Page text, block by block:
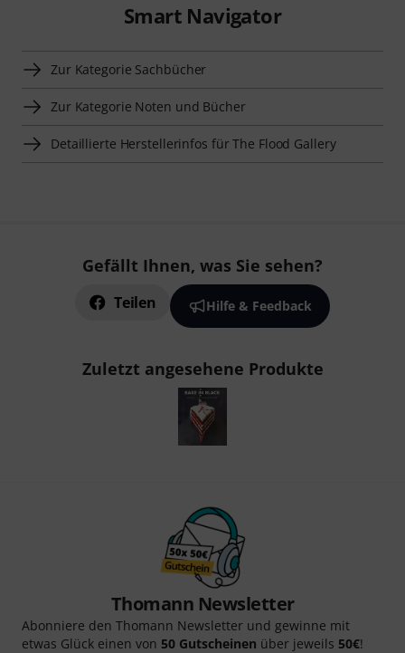
Smart Navigator
Zur Kategorie Sachbücher
Zur Kategorie Noten und Bücher
Detaillierte Herstellerinfos für The Flood Gallery
Gefällt Ihnen, was Sie sehen?
Teilen Hilfe & Feedback
Zuletzt angesehene Produkte
Thomann Newsletter
Abonniere den Thomann Newsletter und gewinne mit
etwas Glück einen von 50 Gutscheinen über jeweils 50€!